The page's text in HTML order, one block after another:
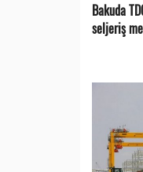
Bakuda
seljeriş